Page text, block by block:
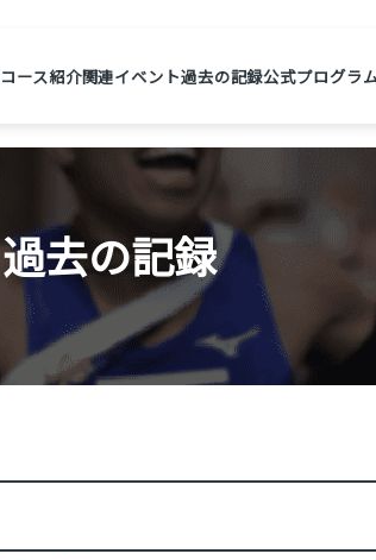
コース紹介関連イベント過去の記録公式プログラ
過去の記録